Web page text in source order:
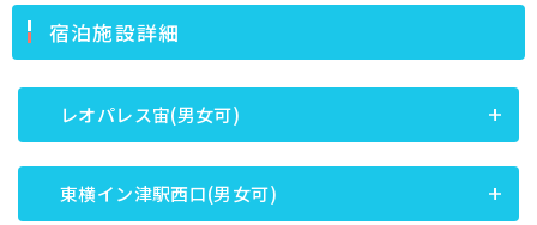
宿泊施設詳細
レオパレス宙(男女可)
東横イン津駅西口(男女可)